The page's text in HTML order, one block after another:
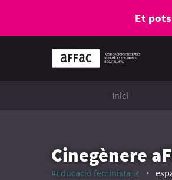
Et
Inici
Cinegènere
#Educació feminista